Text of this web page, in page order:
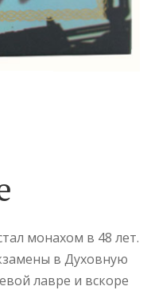
монахом в 48 лет.
в Духовную
лавре и вскоре